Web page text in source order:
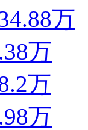
万
万
万
万